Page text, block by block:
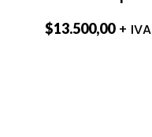
$13.500,00 + IVA